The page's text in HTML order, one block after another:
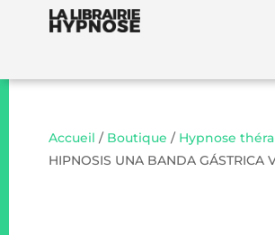
Accueil / Boutique / Hypnose
HIPNOSIS UNA BANDA GÁSTRICA